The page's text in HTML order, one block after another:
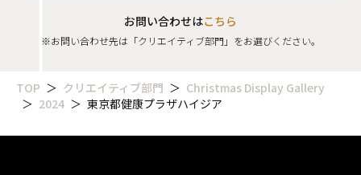
お問い合わせはこちら
※お問い合わせ先は「クリエイティブ部門」をお選びください。
TOP クリエイティブ部門
Christmas Display Gallery
2024
東京都健康プラザハイジア